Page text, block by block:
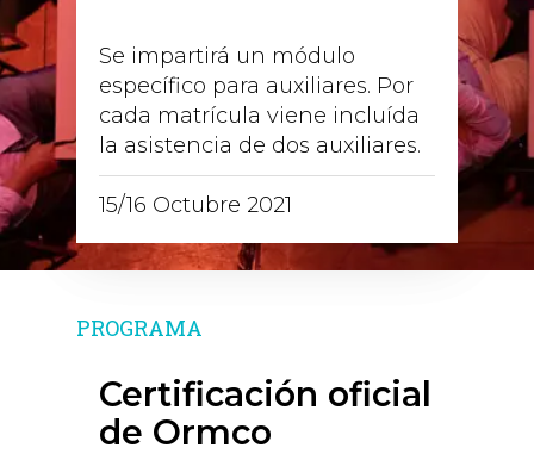
Se impartirá un módulo
específico para auxiliares. Por
cada matrícula viene incluída
la asistencia de dos auxiliares.
15/16 Octubre 2021
PROGRAMA
Certificación oficial
de Ormco